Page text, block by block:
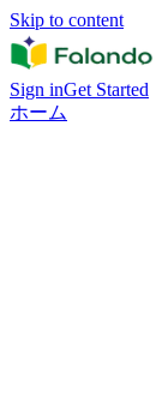
Skip to content
Sign inGet Started
ホーム